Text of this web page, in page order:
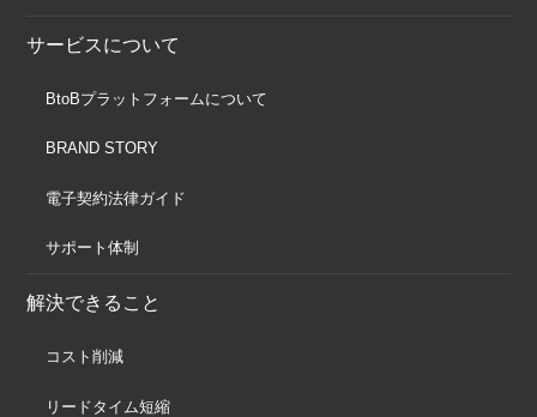
サービスについて
BtoBプラットフォームについて
BRAND STORY
電子契約法律ガイド
サポート体制
解決できること
コスト削減
リードタイム短縮